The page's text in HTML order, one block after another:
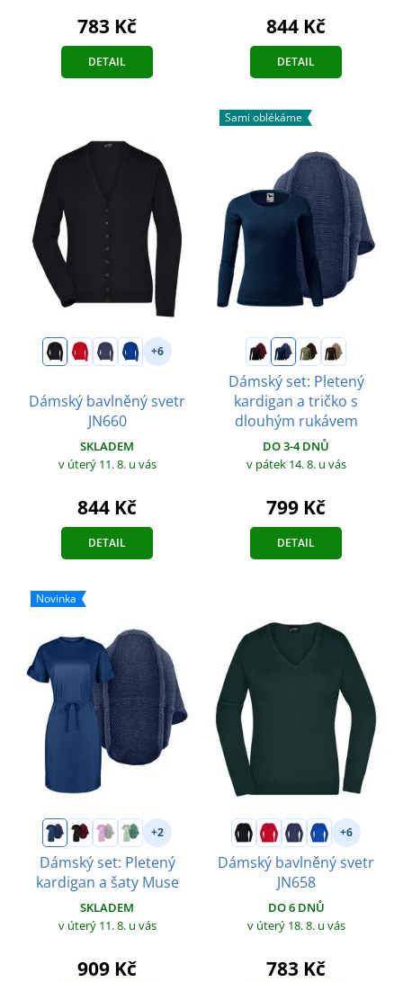
783 Kč
DETAIL
844 Kč
DETAIL
+6
Dámský bavlněný svetr
JN660
SKLADEM
v úterý 11. 8. u vás
844 Kč
DETAIL
Sami oblékáme
Dámský set: Pletený
kardigan a tričko s
dlouhým rukávem
DO 3-4 DNŮ
v pátek 14. 8. u vás
799 Kč
DETAIL
Novinka
+2
Dámský set: Pletený
kardigan a šaty Muse
SKLADEM
v úterý 11. 8. u vás
909 Kč
+6
Dámský bavlněný svetr
JN658
DO 6 DNŮ
v úterý 18. 8. u vás
783 Kč